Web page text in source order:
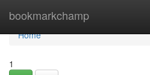
bookmarkchamp
Home
Home
1